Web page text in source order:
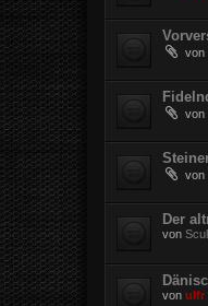
von
von
von
Der
von
von ulfr